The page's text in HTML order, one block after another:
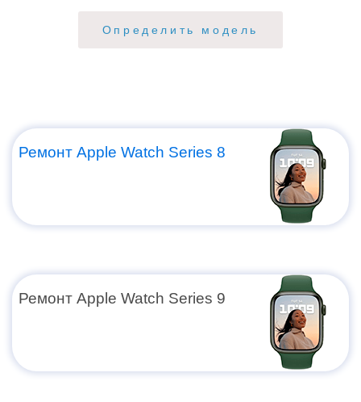
Определить модель
Ремонт Apple Watch Series 8
Ремонт Apple Watch Series 9